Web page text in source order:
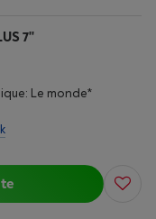
7''
Le monde*